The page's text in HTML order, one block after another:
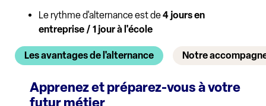
Le rythme d'alternance est de4 jours en
entreprise / 1 jour à l'école
Les avantages de l'alternance Notre
Apprenez et préparez-vous à votre
futur métier